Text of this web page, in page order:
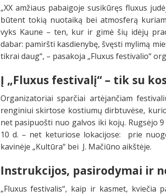
„XX amžiaus pabaigoje susikūręs fluxus
būtent tokią nuotaiką bei atmosferą
vyks Kaune – ten, kur ir gimė šių idėjų
dabar: pamiršti kasdienybę, švęsti mylimą
tikrai daug“, – pasakoja „Fluxus festivalio“
Į „Fluxus festivalį“ – tik su
Organizatoriai sparčiai artėjančiam
renginiui skirtose kostiumų dirbtuvėse,
net pasipuošti nuo galvos iki kojų. Rugsėjo
10 d. – net keturiose lokacijose: prie
kavinėje „Kultūra“ bei J. Mačiūno aikštėje.
Instrukcijos, pasirodymai ir
„Fluxus festivalis“, kaip ir kasmet,